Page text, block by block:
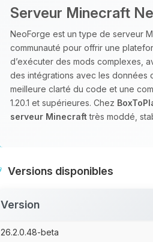
Serveur Minecraft
NeoForge est un type de serveur
communauté pour offrir une
d’exécuter des mods complexes,
des intégrations avec les données
meilleure clarté du code et une
1.20.1 et supérieures. Chez
serveur Minecrafttrès moddé,
Versions disponibles
Version
26.2.0.48-beta